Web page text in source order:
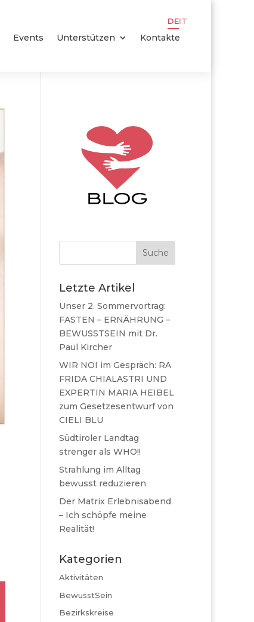
DEIT
Events Unterstützen Kontakte
Suche
Letzte Artikel
Unser 2. Sommervortrag:
FASTEN – ERNÄHRUNG –
BEWUSSTSEIN mit Dr.
Paul Kircher
WIR NOI im Gespräch: RA
FRIDA CHIALASTRI UND
EXPERTIN MARIA HEIBEL
zum Gesetzesentwurf von
CIELI BLU
Südtiroler Landtag
strenger als WHO!!
Strahlung im Alltag
bewusst reduzieren
Der Matrix Erlebnisabend
– Ich schöpfe meine
Realität!
Kategorien
Aktivitäten
BewusstSein
Bezirkskreise